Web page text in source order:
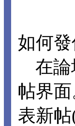
如何發
在論
帖界
表新